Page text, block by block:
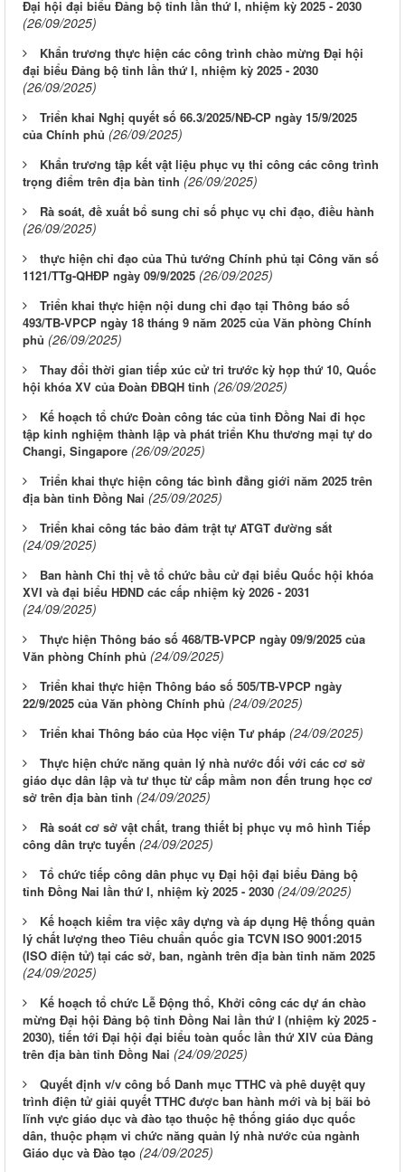
Đại hội đại biểu Đảng bộ tỉnh lần thứ I, nhiệm kỳ 2025 - 2030
(26/09/2025)
Khẩn trương thực hiện các công trình chào mừng Đại hội
đại biểu Đảng bộ tỉnh lần thứ I, nhiệm kỳ 2025 - 2030
(26/09/2025)
Triển khai Nghị quyết số 66.3/2025/NĐ-CP ngày 15/9/2025
của Chính phủ (26/09/2025)
Khẩn trương tập kết vật liệu phục vụ thi công các công trình
trọng điểm trên địa bàn tỉnh (26/09/2025)
Rà soát, đề xuất bổ sung chỉ số phục vụ chỉ đạo, điều hành
(26/09/2025)
thực hiện chỉ đạo của Thủ tướng Chính phủ tại Công văn số
1121/TTg-QHĐP ngày 09/9/2025 (26/09/2025)
Triển khai thực hiện nội dung chỉ đạo tại Thông báo số
493/TB-VPCP ngày 18 tháng 9 năm 2025 của Văn phòng Chính
phủ (26/09/2025)
Thay đổi thời gian tiếp xúc cử tri trước kỳ họp thứ 10, Quốc
hội khóa XV của Đoàn ĐBQH tỉnh (26/09/2025)
Kế hoạch tổ chức Đoàn công tác của tỉnh Đồng Nai đi học
tập kinh nghiệm thành lập và phát triển Khu thương mại tự do
Changi, Singapore (26/09/2025)
Triển khai thực hiện công tác bình đẳng giới năm 2025 trên
địa bàn tỉnh Đồng Nai (25/09/2025)
Triển khai công tác bảo đảm trật tự ATGT đường sắt
(24/09/2025)
Ban hành Chỉ thị về tổ chức bầu cử đại biểu Quốc hội khóa
XVI và đại biểu HĐND các cấp nhiệm kỳ 2026 - 2031
(24/09/2025)
Thực hiện Thông báo số 468/TB-VPCP ngày 09/9/2025 của
Văn phòng Chính phủ (24/09/2025)
Triển khai thực hiện Thông báo số 505/TB-VPCP ngày
22/9/2025 của Văn phòng Chính phủ (24/09/2025)
Triển khai Thông báo của Học viện Tư pháp (24/09/2025)
Thực hiện chức năng quản lý nhà nước đối với các cơ sở
giáo dục dân lập và tư thục từ cấp mầm non đến trung học cơ
sở trên địa bàn tỉnh (24/09/2025)
Rà soát cơ sở vật chất, trang thiết bị phục vụ mô hình Tiếp
công dân trực tuyến (24/09/2025)
Tổ chức tiếp công dân phục vụ Đại hội đại biểu Đảng bộ
tỉnh Đồng Nai lần thứ I, nhiệm kỳ 2025 - 2030 (24/09/2025)
Kế hoạch kiểm tra việc xây dựng và áp dụng Hệ thống quản
lý chất lượng theo Tiêu chuẩn quốc gia TCVN ISO 9001:2015
(ISO điện tử) tại các sở, ban, ngành trên địa bàn tỉnh năm 2025
(24/09/2025)
Kế hoạch tổ chức Lễ Động thổ, Khởi công các dự án chào
mừng Đại hội Đảng bộ tỉnh Đồng Nai lần thứ I (nhiệm kỳ 2025 -
2030), tiến tới Đại hội đại biểu toàn quốc lần thứ XIV của Đảng
trên địa bàn tỉnh Đồng Nai (24/09/2025)
Quyết định v/v công bố Danh mục TTHC và phê duyệt quy
trình điện tử giải quyết TTHC được ban hành mới và bị bãi bỏ
lĩnh vực giáo dục và đào tạo thuộc hệ thống giáo dục quốc
dân, thuộc phạm vi chức năng quản lý nhà nước của ngành
Giáo dục và Đào tạo (24/09/2025)